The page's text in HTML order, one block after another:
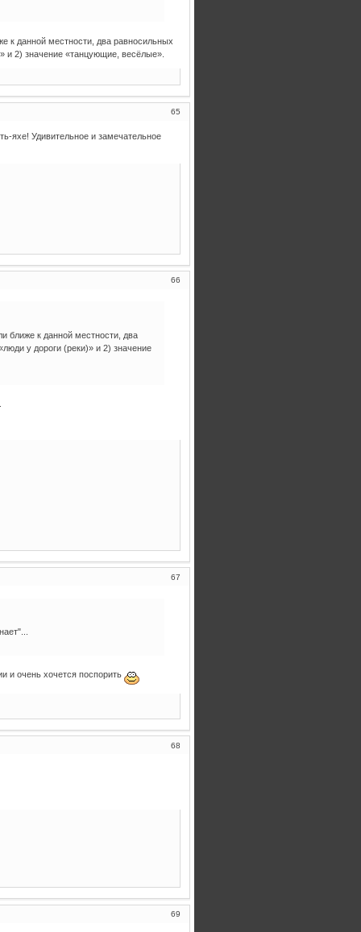
к данной местности, два равносильных
и 2) значение «танцующие, весёлые».
65
яхе! Удивительное и замечательное
66
ближе к данной местности, два
у дороги (реки)» и 2) значение
67
и очень хочется поспорить
68
69